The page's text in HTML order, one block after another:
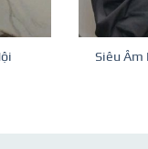
Siêu Âm